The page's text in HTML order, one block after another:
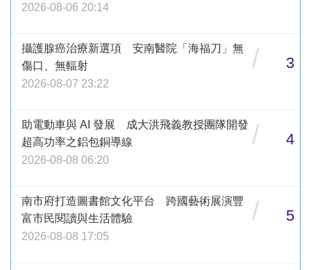
2026-08-06 20:14
攝護腺癌治療新選項 安南醫院「海福刀」無
傷口、無輻射
2026-08-07 23:22
/ 3
助電動車與 AI 發展 成大洪飛義教授團隊開發
超高功率之鋁包銅導線
2026-08-08 06:20
/ 4
南市府打造圖書館文化平台 跨國藝術展演豐
富市民閱讀與生活體驗
2026-08-08 17:05
/ 5